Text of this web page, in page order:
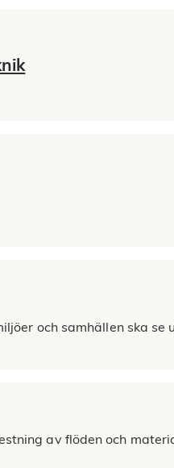
och samhällen ska se
av flöden och